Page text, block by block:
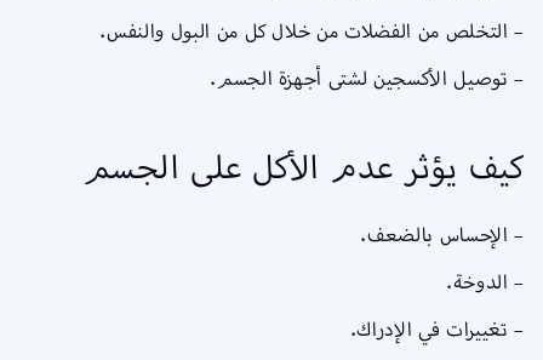
– التخلص من الفضلات من خلال كل من البول والنفس.
– توصيل الأكسجين لشتى أجهزة الجسم.
كيف يؤثر عدم الأكل على الجسم
– الإحساس بالضعف.
– الدوخة.
– تغييرات في الإدراك.